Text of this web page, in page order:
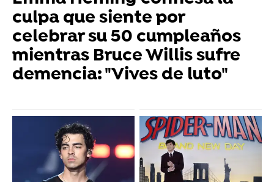
culpa que siente por
celebrar su 50 cumpleaños
mientras Bruce Willis sufre
demencia: "Vives de luto"